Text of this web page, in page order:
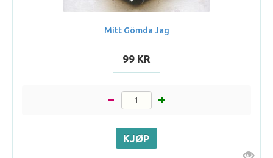
Mitt Gömda Jag
99 KR